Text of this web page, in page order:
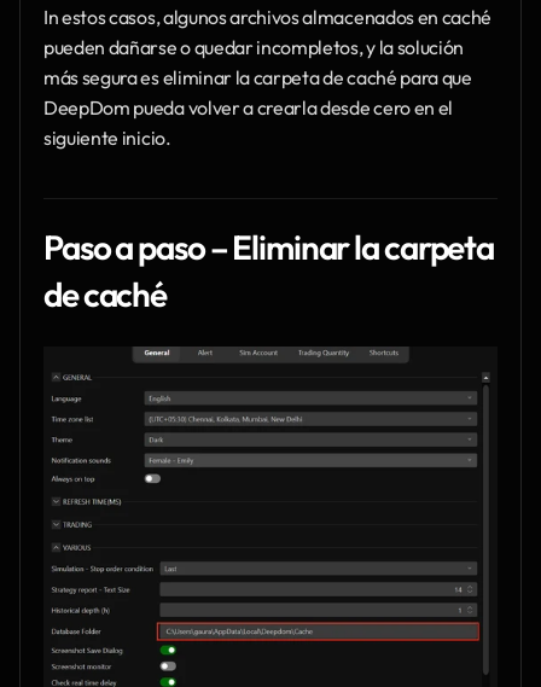
In estos casos, algunos archivos almacenados en caché
pueden dañarse o quedar incompletos, y la solución
más segura es eliminar la carpeta de caché para que
DeepDom pueda volver a crearla desde cero en el
siguiente inicio.
Paso a paso – Eliminar la carpeta
de caché